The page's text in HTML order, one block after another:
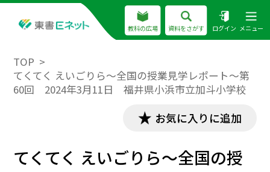
教科の広場 資料をさがす ログイン メニュー
TOP
てくてく えいごりら～全国の授業見学レポート～第
60回 2024年3月11日 福井県小浜市立加斗小学校
お気に入りに追加
てくてく えいごりら～全国の授